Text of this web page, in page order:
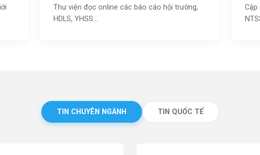
Thư viện đọc online các báo cáo hội trường,
HDLS, YHSS…
Cập
TIN CHUYÊN NGÀNH TIN QUỐC TẾ